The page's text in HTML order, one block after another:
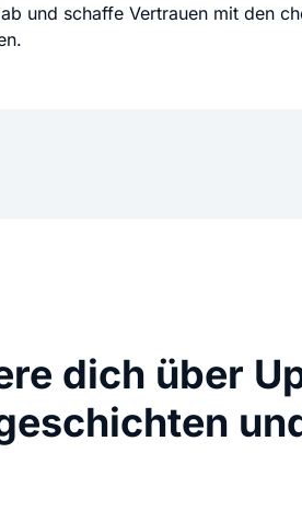
und schaffe Vertrauen mit den
dich über